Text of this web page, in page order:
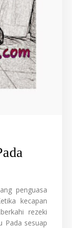
penguasa
kecapan
rezeki
Pada sesuap